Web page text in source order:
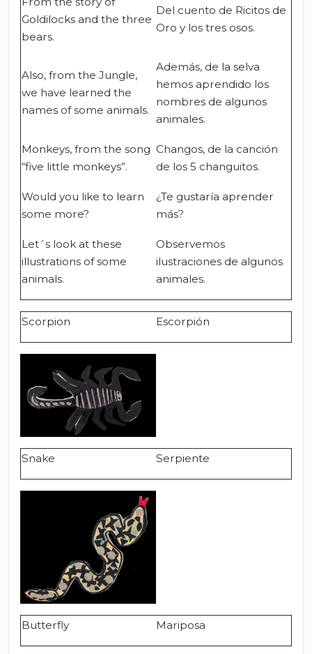
Goldilocks and the three
bears.
Del cuento de Ricitos de
Oro y los tres osos.
Also, from the Jungle,
we have learned the
names of some animals.
Además, de la selva
hemos aprendido los
nombres de algunos
animales.
Monkeys, from the song
“five little monkeys”.
Changos, de la canción
de los 5 changuitos.
Would you like to learn
some more?
¿Te gustaría aprender
más?
Let´s look at these
illustrations of some
animals.
Observemos
ilustraciones de algunos
animales.
Scorpion Escorpión
Snake Serpiente
Butterfly Mariposa